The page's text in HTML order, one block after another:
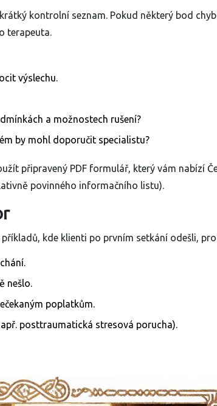
kontrolní seznam. Pokud některý bod
terapeuta.
výslechu.
a možnostech rušení?
by mohl doporučit specialistu?
připravený PDF formulář, který vám nabízí
povinného informačního listu).
kde klienti po prvním setkání odešli,
nešlo.
poplatkům.
posttraumatická stresová porucha).